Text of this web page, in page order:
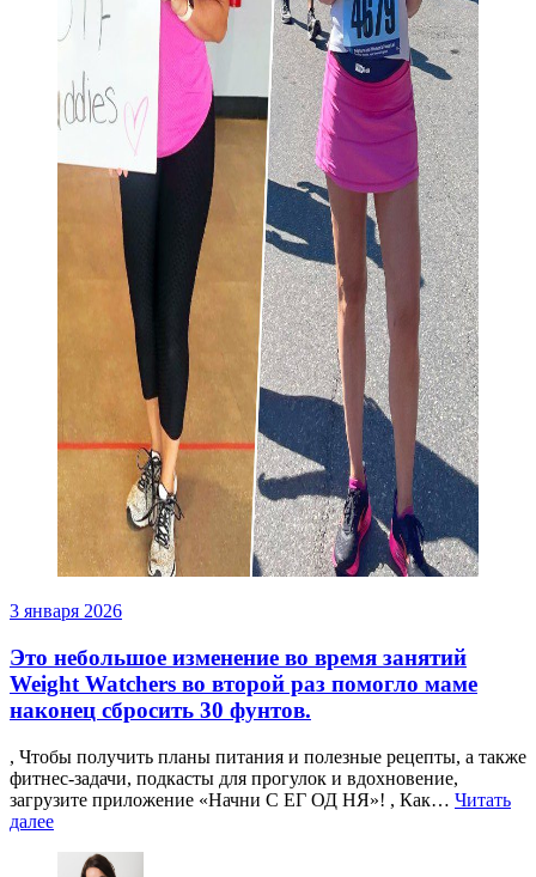
3 января 2026
Это небольшое изменение во время занятий
Weight Watchers во второй раз помогло маме
наконец сбросить 30 фунтов.
, Чтобы получить планы питания и полезные рецепты, а также
фитнес-задачи, подкасты для прогулок и вдохновение,
загрузите приложение «Начни С ЕГ ОД НЯ»! , Как… Читать
далее